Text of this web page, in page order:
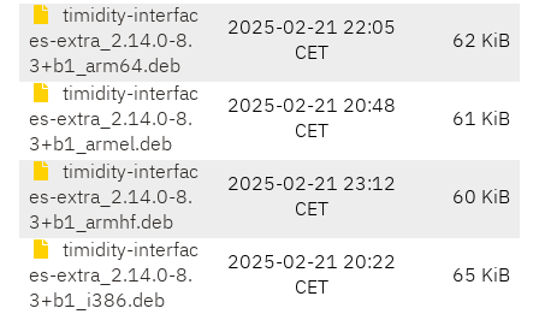
timidity-interfac
es-extra_2.14.0-8.
3+b1_arm64.deb
2025-02-21 22:05
CET
62 KiB
timidity-interfac
es-extra_2.14.0-8.
3+b1_armel.deb
2025-02-21 20:48
CET
61 KiB
timidity-interfac
es-extra_2.14.0-8.
3+b1_armhf.deb
2025-02-21 23:12
CET
60 KiB
timidity-interfac
es-extra_2.14.0-8.
3+b1_i386.deb
2025-02-21 20:22
CET
65 KiB